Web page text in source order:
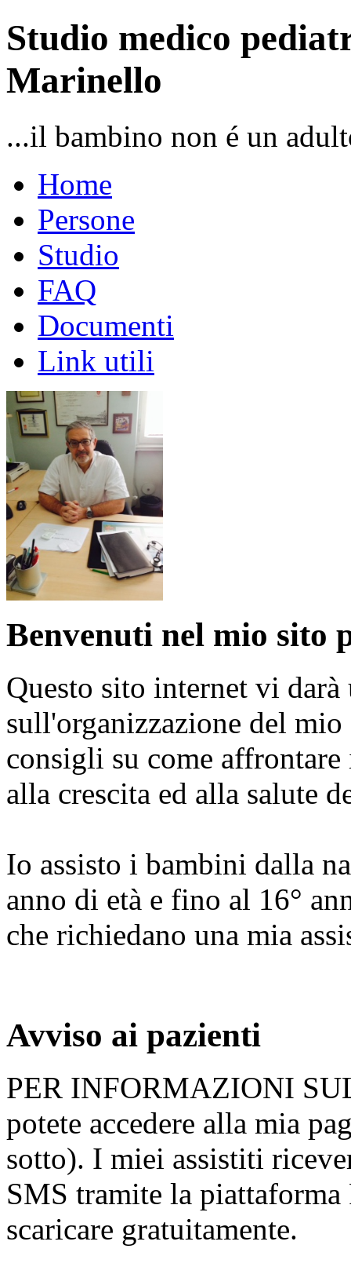
Studio medico
Marinello
...il bambino non é un
Home
Persone
Studio
FAQ
Documenti
Link utili
Benvenuti nel mio sito
Questo sito internet vi
sull'organizzazione del
consigli su come
alla crescita ed alla salute
Io assisto i bambini dalla
anno di età e fino al 16°
che richiedano una mia
Avviso ai pazienti
PER INFORMAZIONI
potete accedere alla mia
sotto). I miei assistiti
SMS tramite la
scaricare gratuitamente.